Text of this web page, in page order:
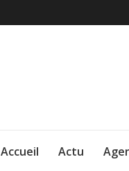
Accueil Actu